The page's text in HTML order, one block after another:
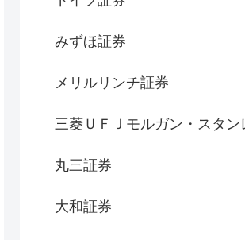
みずほ証券
メリルリンチ証券
三菱ＵＦＪモルガン・スタン
丸三証券
大和証券